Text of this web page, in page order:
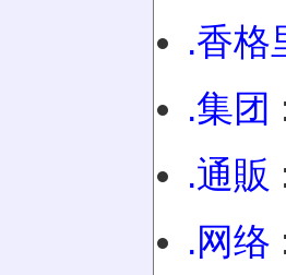
.香格
.集团
.通販
.网络